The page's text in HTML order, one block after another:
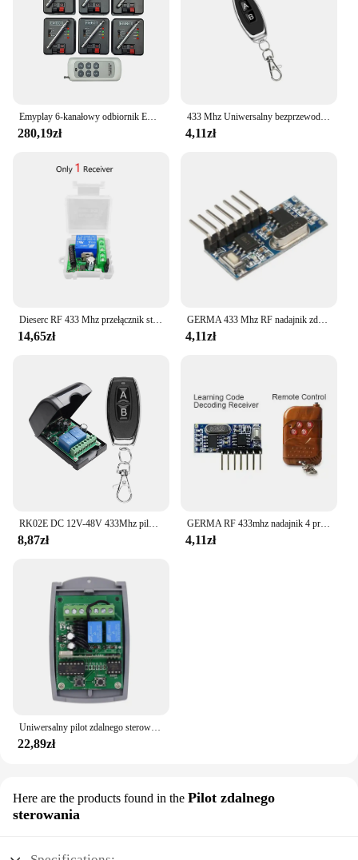
280,19zł
433 Mhz Uniwersalny bezprzewodowy pilot zdalnego sterowania AC110V 220V 2CH Moduł przekaźnika Odbiornik 2B Nadajnik do silnika bramy garażowej Światło
4,11zł
Dieserc RF 433 Mhz przełącznik sterowania uniwersalny pilot do bramy DC 12V 24V 10A przekaźnik odbiorczy Mini moduł zdalnego sterowania do bramy LED
14,65zł
GERMA 433 Mhz RF nadajnik zdalne sterowanie i 433 mhz RF przełączniki przekaźnik odbiorczy moduł bezprzewodowy 4 CH wyjście przełącznik sterowania
4,11zł
RK02E DC 12V-48V 433Mhz pilot bezprzewodowy RF przełączniki przekaźnika 2CH wielofunkcyjny odbiornik moduł silnik kurtyny garażowego
8,87zł
GERMA RF 433mhz nadajnik 4 przycisk zdalnego sterowania + moduł odbiornika naprawiono EV1527 dekodowanie 4CH wyjście z nauki DIY Kit
4,11zł
Uniwersalny pilot zdalnego sterowania do drzwi garażowych odbiornik 2CH dla ERREKA DEA DOORHAN AT-4 MOTORLINE DITEC 433mhz stały kod toczny
22,89zł
Here are the products found in the Pilot zdalnego
sterowania